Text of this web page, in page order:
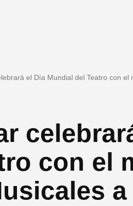
el Día Mundial del Teatro con el
con el
a